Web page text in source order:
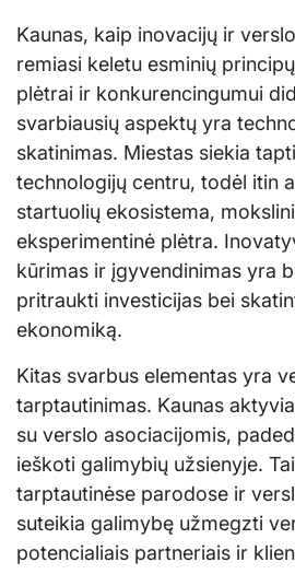
Kaunas, kaip inovacijų ir
remiasi keletu esminių
plėtrai ir konkurencingumui
svarbiausių aspektų yra
skatinimas. Miestas siekia
technologijų centru, todėl itin
startuolių ekosistema,
eksperimentinė plėtra.
kūrimas ir įgyvendinimas yra
pritraukti investicijas bei
ekonomiką.
Kitas svarbus elementas yra
tarptautinimas. Kaunas
su verslo asociacijomis,
ieškoti galimybių užsienyje.
tarptautinėse parodose ir
suteikia galimybę užmegzti
potencialiais partneriais ir